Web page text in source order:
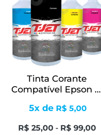
Tinta Corante
Compatível Epson T-
R$25,00 - R$99,00
5x de R$5,00